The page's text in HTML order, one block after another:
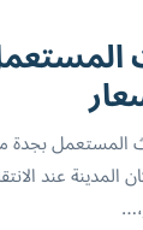
المستعمل بجدة
المدينة عند